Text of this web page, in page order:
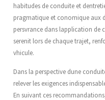
habitudes de conduite et
pragmatique et conomique aux
persvrance dans lapplication de
serenit lors de chaque trajet,
vhicule.
Dans la perspective dune
relever les exigences
En suivant ces